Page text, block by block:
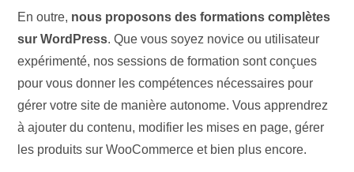
En outre, nous proposons des formations complètes
sur WordPress. Que vous soyez novice ou utilisateur
expérimenté, nos sessions de formation sont conçues
pour vous donner les compétences nécessaires pour
gérer votre site de manière autonome. Vous apprendrez
à ajouter du contenu, modifier les mises en page, gérer
les produits sur WooCommerce et bien plus encore.